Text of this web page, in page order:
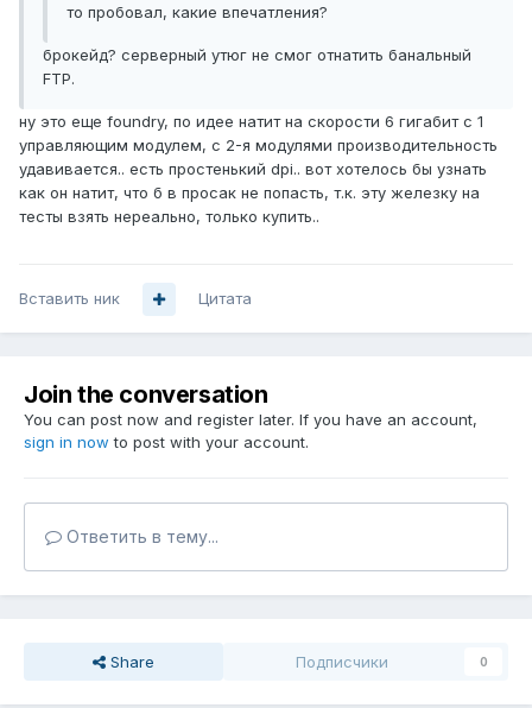
то пробовал, какие впечатления?
брокейд? серверный утюг не смог отнатить банальный
FTP.
ну это еще foundry, по идее натит на скорости 6 гигабит с 1
управляющим модулем, с 2-я модулями производительность
удавивается.. есть простенький dpi.. вот хотелось бы узнать
как он натит, что б в просак не попасть, т.к. эту железку на
тесты взять нереально, только купить..
Вставить ник Цитата
Join the conversation
You can post now and register later. If you have an account,
sign in now to post with your account.
Ответить в тему...
Share Подписчики 0